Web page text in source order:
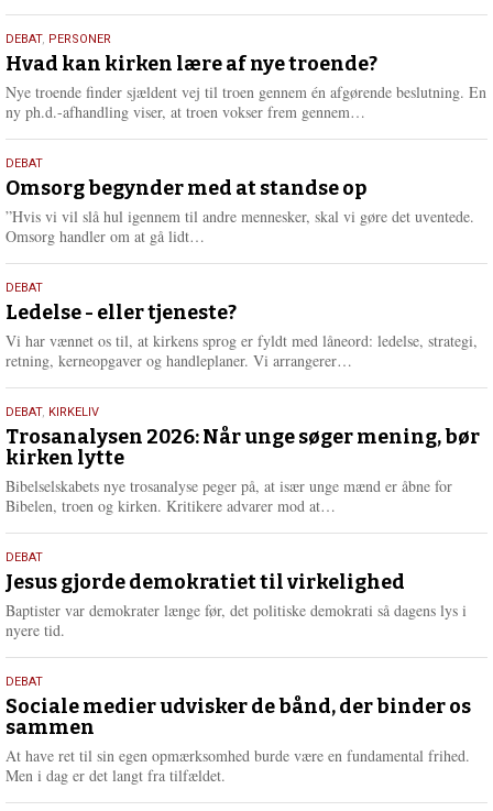
e
r
e
25.
juli
2026
DEBAT, PERSONER
Hvad kan kirken lære af nye troende?
Nye troende finder sjældent vej til troen gennem én afgørende beslutning. En
ny ph.d.-afhandling viser, at troen vokser frem gennem…
e
r
e
9.
juli
2026
DEBAT
Omsorg begynder med at standse op
”Hvis vi vil slå hul igennem til andre mennesker, skal vi gøre det uventede.
Omsorg handler om at gå lidt…
e
r
e
10.
juni
2026
DEBAT
Ledelse - eller tjeneste?
Vi har vænnet os til, at kirkens sprog er fyldt med låneord: ledelse, strategi,
retning, kerneopgaver og handleplaner. Vi arrangerer…
e
2.
juni
2026
DEBAT, KIRKELIV
Trosanalysen 2026: Når unge søger mening, bør
kirken lytte
Bibelselskabets nye trosanalyse peger på, at især unge mænd er åbne for
Bibelen, troen og kirken. Kritikere advarer mod at…
e
r
18.
maj
2026
DEBAT
Jesus gjorde demokratiet til virkelighed
Baptister var demokrater længe før, det politiske demokrati så dagens lys i
nyere tid.
18.
maj
2026
DEBAT
Sociale medier udvisker de bånd, der binder os
sammen
At have ret til sin egen opmærksomhed burde være en fundamental frihed.
Men i dag er det langt fra tilfældet.